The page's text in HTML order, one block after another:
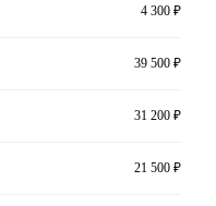
4 300 ₽
39 500 ₽
31 200 ₽
21 500 ₽